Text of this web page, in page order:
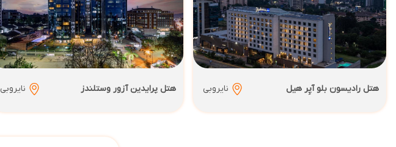
هتل رادیسون بلو آپِر هیل نایروبی هتل پرایدین آزور وستلندز نایروبی